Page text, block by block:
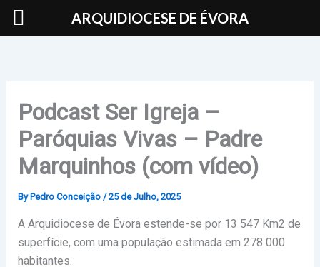
Skip
Podcast Ser Igreja –
Paróquias Vivas – Padre
Marquinhos (com vídeo)
By Pedro Conceição /25 de Julho, 2025
A Arquidiocese de Évora estende-se por 13 547 Km2 de
superfície, com uma população estimada em 278 000
habitantes.
ARQUIDIOCESE DE ÉVORA